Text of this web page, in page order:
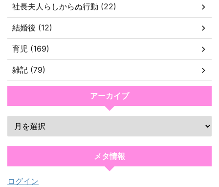
社長夫人らしからぬ行動 (22)
結婚後 (12)
育児 (169)
雑記 (79)
アーカイブ
メタ情報
ログイン